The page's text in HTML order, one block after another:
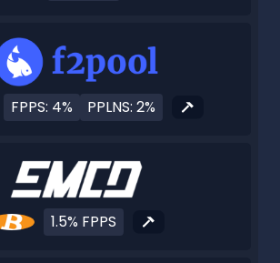
FPPS: 4% PPLNS: 2%
1.5% FPPS